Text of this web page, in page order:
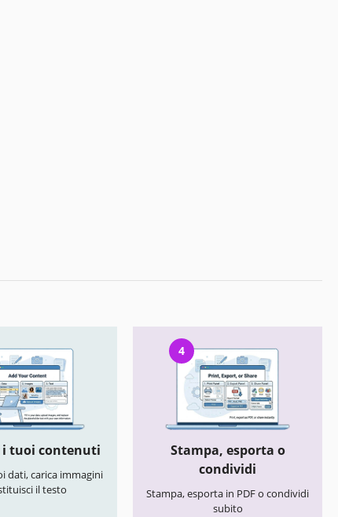
i tuoi contenuti
dati, carica immagini
il testo
4
Stampa, esporta o
condividi
Stampa, esporta in PDF o condividi
subito